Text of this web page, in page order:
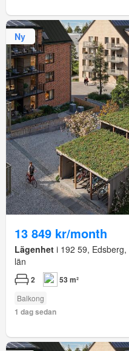
Ny
13 849 kr/month
Lägenhet i 192 59,
län
2 53 m²
Balkong
1 dag sedan